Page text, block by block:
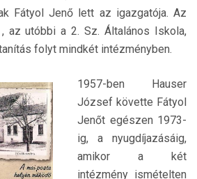
Fátyol Jenő lett az igazgatója. Az
az utóbbi a 2. Sz. Általános Iskola,
folyt mindkét intézményben.
1957-ben Hauser
József követte Fátyol
Jenőt egészen 1973-
ig, a nyugdíjazásáig,
amikor a két
intézmény ismételten